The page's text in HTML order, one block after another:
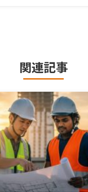
関連記事